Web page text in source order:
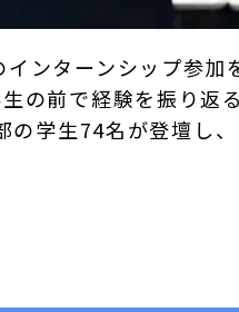
ンターンシップ参加
の前で経験を振り返
の学生74名が登壇し